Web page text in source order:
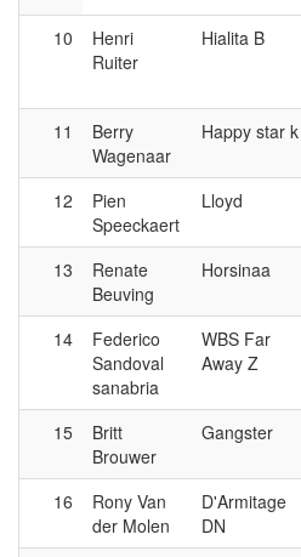
10
Henri
Ruiter
Hialita B
11
Berry
Wagenaar
Happy star k
12
Pien
Speeckaert
Lloyd
13
Renate
Beuving
Horsinaa
14
Federico
Sandoval
sanabria
WBS Far
Away Z
15
Britt
Brouwer
Gangster
16
Rony Van
der Molen
D'Armitage
DN